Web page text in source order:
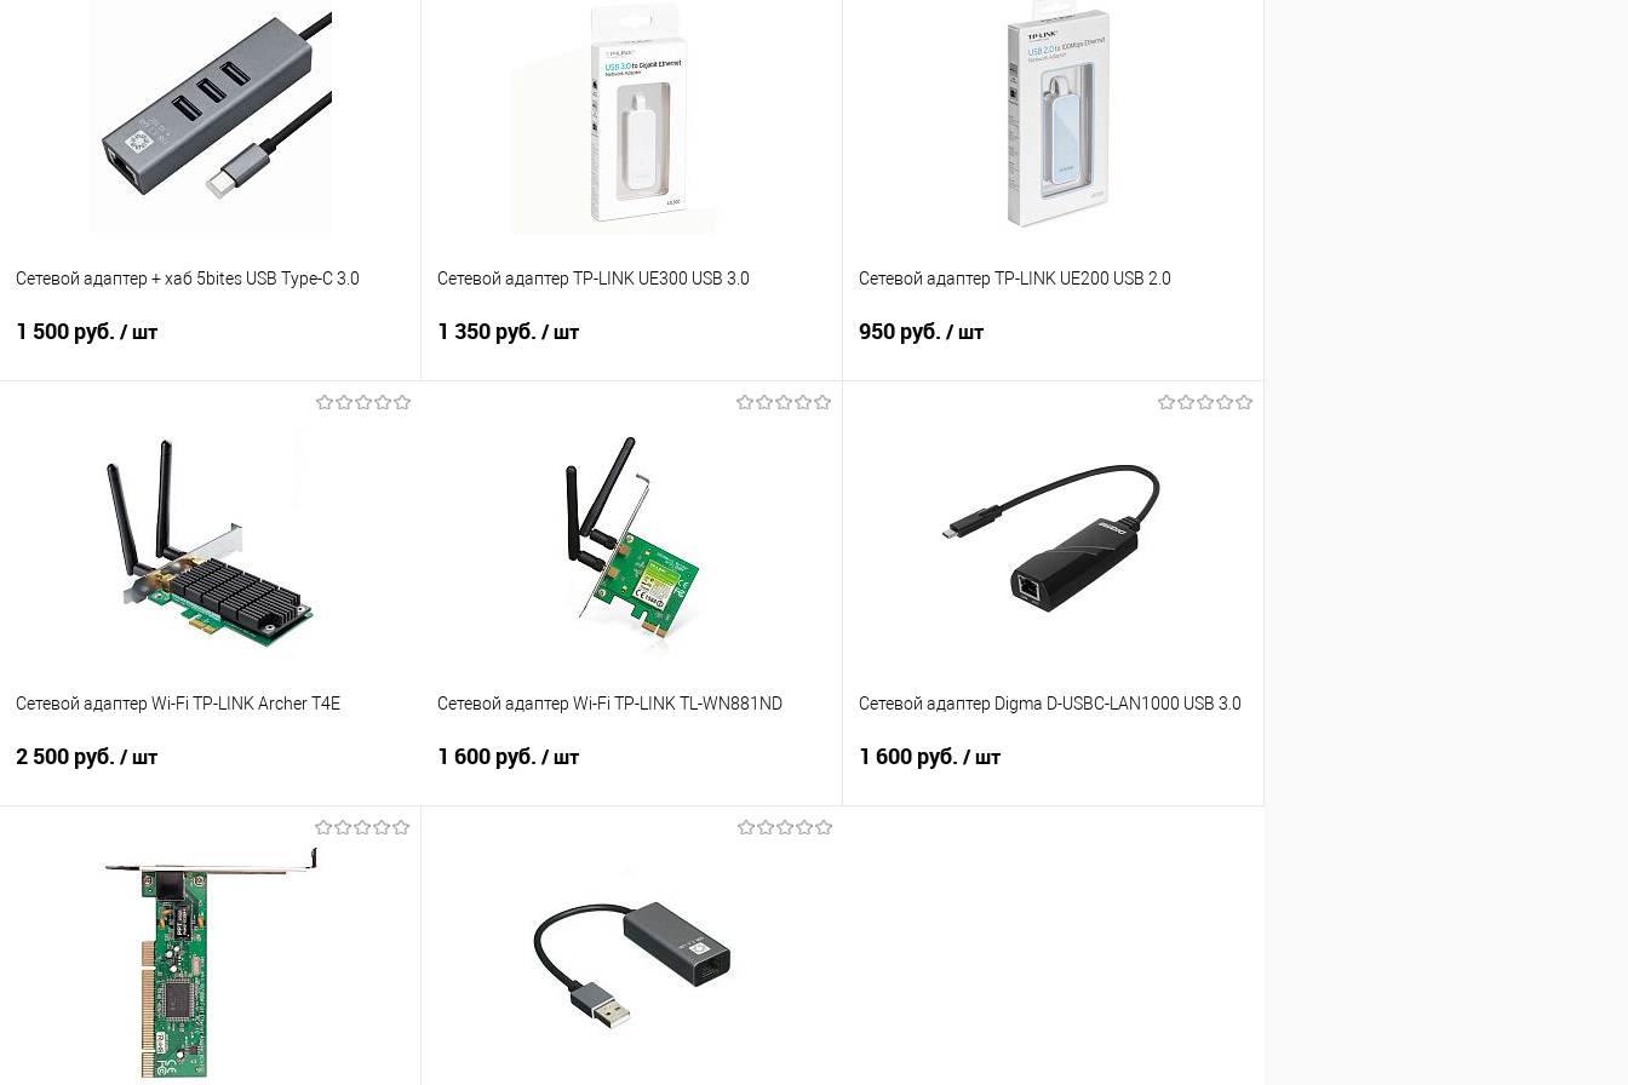
Сетевой адаптер + хаб 5bites USB Type-C 3.0
1 500 руб. / шт
Купить в 1 клик
В избранное
Сетевой адаптер TP-LINK UE300 USB 3.0
1 350 руб. / шт
В корзину
Купить в 1 клик
Сетевой адаптер TP-LINK UE200 USB 2.0
950 руб. / шт
Сравнение
В избранное
В наличии
Сетевой адаптер Wi-Fi TP-LINK Archer T4E
2 500 руб. / шт
Сетевой адаптер Wi-Fi TP-LINK TL-WN881ND
1 600 руб. / шт
Купить в 1 клик
Сравнение
В избранное
В наличии
Сетевой адаптер Digma D-USBC-LAN1000 USB 3.0
1 600 руб. / шт